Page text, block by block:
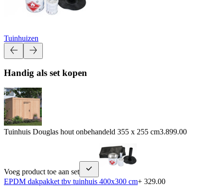
Tuinhuizen
Handig als set kopen
Tuinhuis Douglas hout onbehandeld 355 x 255 cm3.899.00
Voeg product toe aan set
EPDM dakpakket tbv tuinhuis 400x300 cm+ 329.00